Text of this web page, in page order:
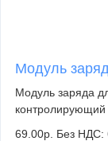
Модуль
Модуль заряда
контролирующий
69.00р. Без НДС: